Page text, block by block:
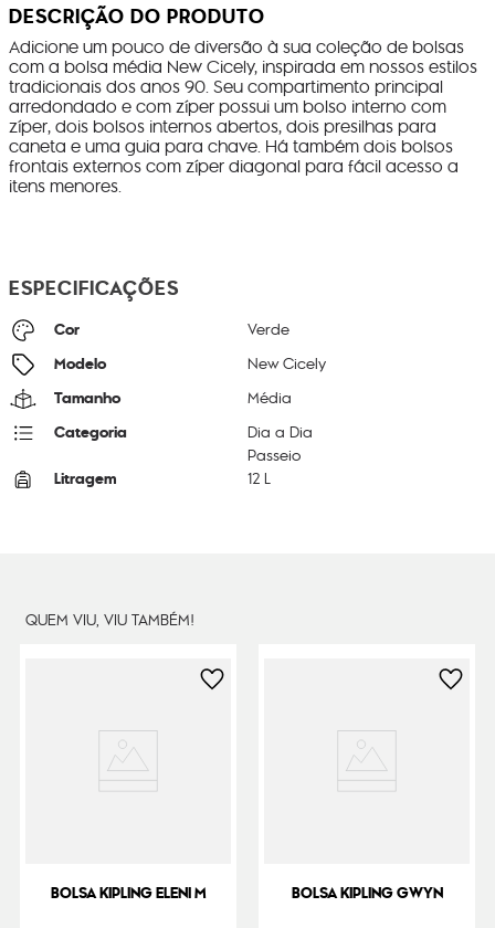
DESCRIÇÃO DO PRODUTO
Adicione um pouco de diversão à sua coleção de bolsas
com a bolsa média New Cicely, inspirada em nossos estilos
tradicionais dos anos 90. Seu compartimento principal
arredondado e com zíper possui um bolso interno com
zíper, dois bolsos internos abertos, dois presilhas para
caneta e uma guia para chave. Há também dois bolsos
frontais externos com zíper diagonal para fácil acesso a
itens menores.
ESPECIFICAÇÕES
Cor Verde
Modelo New Cicely
Tamanho Média
Categoria
Dia a Dia
Passeio
Litragem 12 L
QUEM VIU, VIU TAMBÉM!
BOLSA KIPLING ELENI M BOLSA KIPLING GWYN